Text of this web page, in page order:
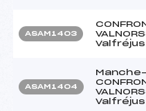
ASAM1403
Valfréjus
ASAM1404
Valfréjus